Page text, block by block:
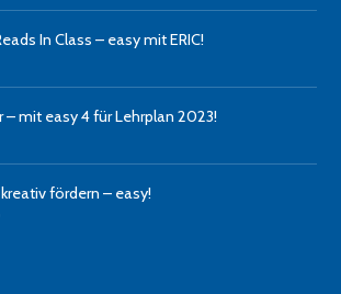
In Class – easy mit ERIC!
– mit easy 4 für Lehrplan 2023!
fördern – easy!